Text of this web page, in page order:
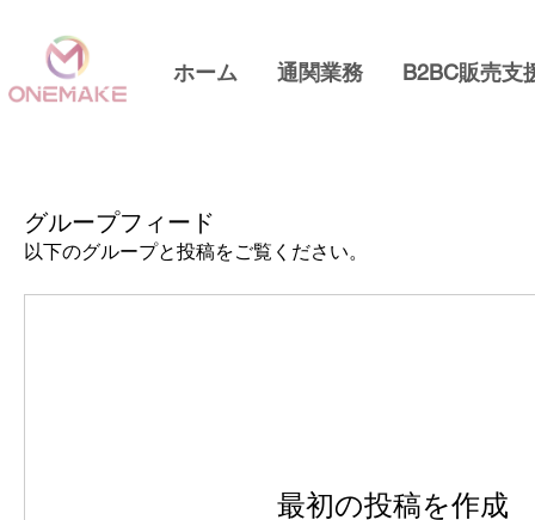
ホーム 通関業務 B2BC販売支
グループフィード
以下のグループと投稿をご覧ください。
最初の投稿を作成